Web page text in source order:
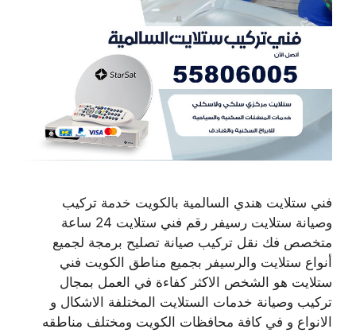
فني ستلايت هندي السالمية بالكويت خدمة تركيب
وصيانة ستلايت رسيفر رقم فني ستلايت 24 ساعة
متخصص فك نقل تركيب صيانة تصليح برمجة لجميع
أنواع ستلايت والرسيفر بجميع مناطق الكويت فني
ستلايت هو الشخص الاكثر كفاءة في العمل بمجال
تركيب وصيانة خدمات الستلايت المختلفة الاشكال و
الانواع و في كافة محافظات الكويت ومختلف مناطقه